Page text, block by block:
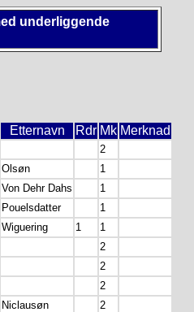
underliggende
Etternavn Rdr Mk Merknad
2
Olsøn
1
Von Dehr Dahs
1
Pouelsdatter
1
Wiguering 1
1
2
2
2
Niclausøn
2